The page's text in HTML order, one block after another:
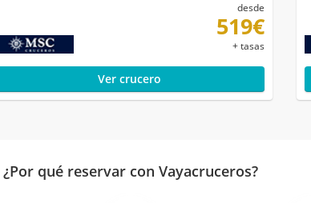
desde
519€
+ tasas
Ver crucero
¿Por qué reservar con Vayacruceros?